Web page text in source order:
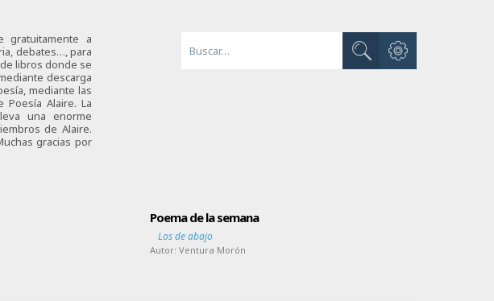
gratuitamente a
debates…, para
libros donde se
descarga
mediante las
Alaire. La
una enorme
de Alaire.
gracias por
Buscar
Búsqueda avanzada
Poema de la semana
Los de abajo
Autor:Ventura Morón